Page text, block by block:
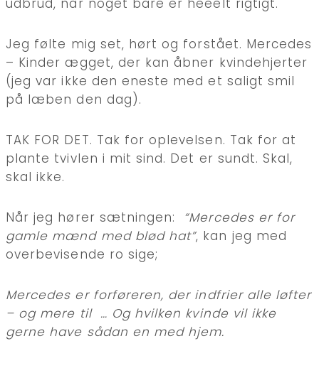
udbrud, når noget bare er heeelt rigtigt.
Jeg følte mig set, hørt og forstået. Mercedes
– Kinder ægget, der kan åbner kvindehjerter
(jeg var ikke den eneste med et saligt smil
på læben den dag).
TAK FOR DET. Tak for oplevelsen. Tak for at
plante tvivlen i mit sind. Det er sundt. Skal,
skal ikke.
Når jeg hører sætningen: “Mercedes er for
gamle mænd med blød hat”, kan jeg med
overbevisende ro sige;
Mercedes er forføreren, der indfrier alle løfter
– og mere til … Og hvilken kvinde vil ikke
gerne have sådan en med hjem.